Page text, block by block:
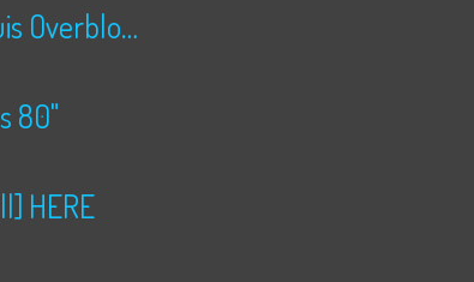
Publié depuis Overblog et Facebook
80"
HERE